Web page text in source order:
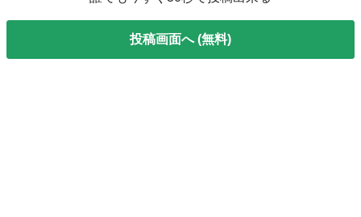
投稿画面へ (無料)